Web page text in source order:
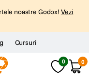
noastre Godox! Vezi
Cursuri
0 0